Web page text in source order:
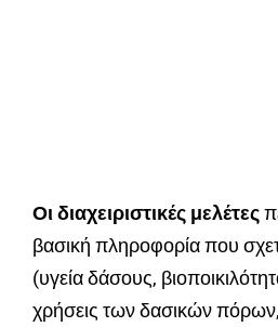
Οι διαχειριστικές μελέτες
βασική πληροφορία που
(υγεία δάσους,
χρήσεις των δασικών